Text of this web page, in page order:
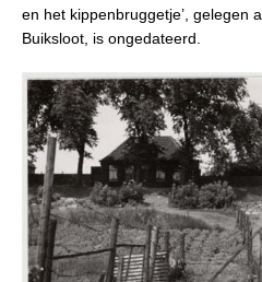
en het kippenbruggetje’, gelegen
Buiksloot, is ongedateerd.